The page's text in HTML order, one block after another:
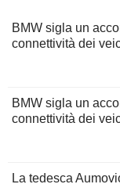
BMW sigla un
connettività dei
BMW sigla un
connettività dei
La tedesca